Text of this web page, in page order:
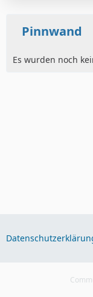
Pinnwand
Es wurden noch